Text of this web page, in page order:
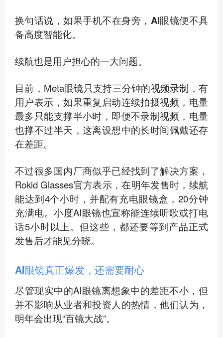
换句话说，如果手机不在身旁，AI眼镜便不具
备高度智能化。
续航也是用户担心的一大问题。
目前，Meta眼镜只支持三分钟的视频录制，有
用户表示，如果重复启动连续拍摄视频，电量
最多只能支撑半小时，即便不录制视频，电量
也撑不过半天，这离设想中的长时间佩戴还存
在差距。
不过很多国内厂商似乎已经找到了解决方案，
Rokid Glasses官方表示，在明年发售时，续航
能达到4个小时，并配有充电眼镜盒，20分钟
充满电。小度AI眼镜也宣称能连续听歌或打电
话5小时以上。但这些，都还要等到产品正式
发售后才能见分晓。
AI眼镜真正爆发，还需要耐心
尽管现实中的AI眼镜离想象中的差距不小，但
并不影响从业者和投资人的热情，他们认为，
明年会出现“百镜大战”。